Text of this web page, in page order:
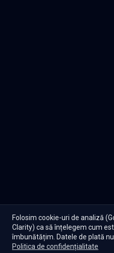
Folosim cookie-uri de analiză
Clarity) ca să înțelegem cum
îmbunătățim. Datele de plată
Politica de confidențialitate